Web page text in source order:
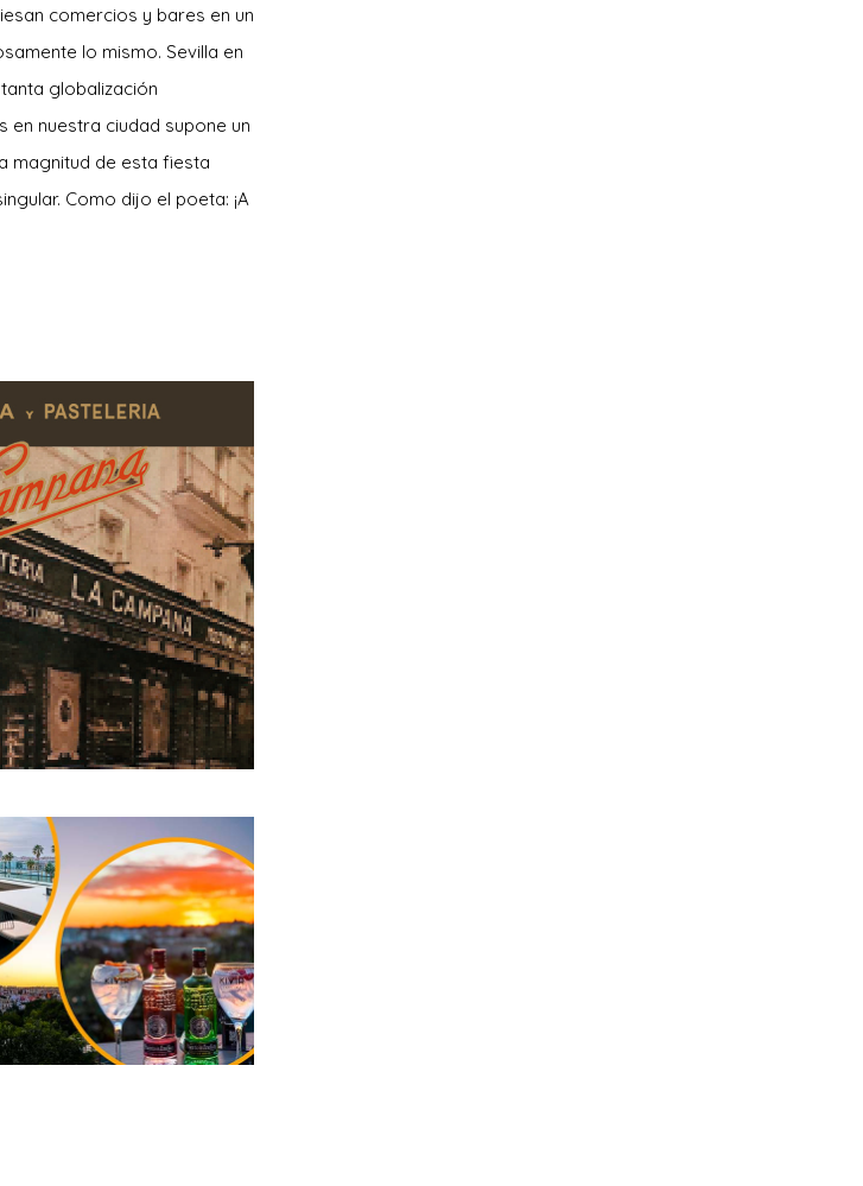
comercios y bares en un
lo mismo. Sevilla en
globalización
nuestra ciudad supone un
magnitud de esta fiesta
Como dijo el poeta: ¡A